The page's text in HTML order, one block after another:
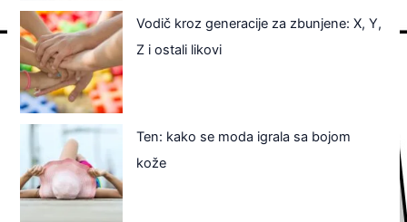
Vodič kroz generacije za zbunjene: X, Y,
Z i ostali likovi
Ten: kako se moda igrala sa bojom
kože